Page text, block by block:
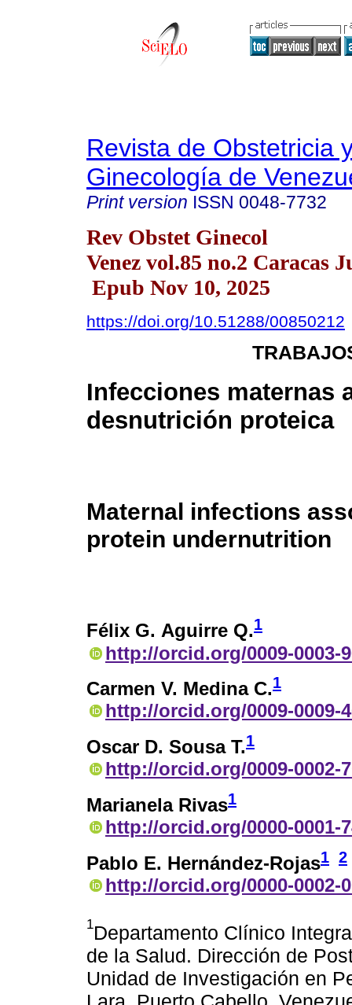
Revista de Obstetricia
Ginecología de
Print version ISSN 0048-7732
Rev Obstet Ginecol
Venez vol.85 no.2 Caracas
Epub Nov 10, 2025
https://doi.org/10.51288/00850212
Infecciones maternas
desnutrición proteica
Maternal infections
protein undernutrition
Félix G. Aguirre Q.1
http://orcid.org/0009-0003-
Carmen V. Medina C.1
http://orcid.org/0009-0009-
Oscar D. Sousa T.1
http://orcid.org/0009-0002-
Marianela Rivas1
http://orcid.org/0000-0001-
Pablo E. Hernández-Rojas1 2
http://orcid.org/0000-0002-
1Departamento Clínico
de la Salud. Dirección de
Unidad de Investigación en